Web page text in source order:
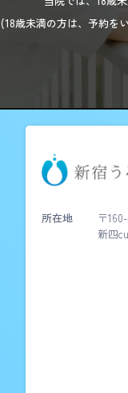
(18歳未満の方は、予約を
所在地
〒
新四